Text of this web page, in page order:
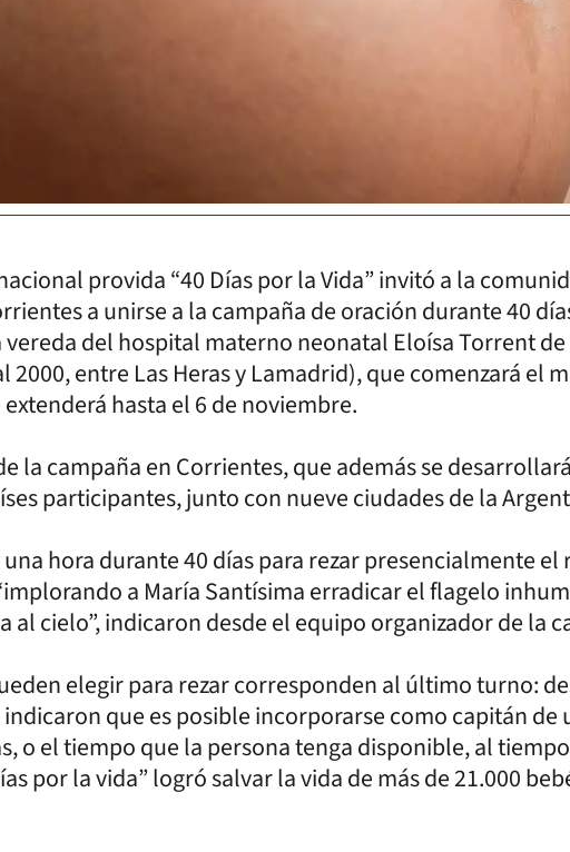
provida “40 Días por la Vida” invitó a la
a unirse a la campaña de oración durante 40
del hospital materno neonatal Eloísa Torrent de
2000, entre Las Heras y Lamadrid), que comenzará el
hasta el 6 de noviembre.
la campaña en Corrientes, que además se
participantes, junto con nueve ciudades de la
hora durante 40 días para rezar presencialmente el
a María Santísima erradicar el flagelo
al cielo”, indicaron desde el equipo organizador de la
elegir para rezar corresponden al último turno:
indicaron que es posible incorporarse como capitán de
o el tiempo que la persona tenga disponible, al
por la vida” logró salvar la vida de más de 21.000